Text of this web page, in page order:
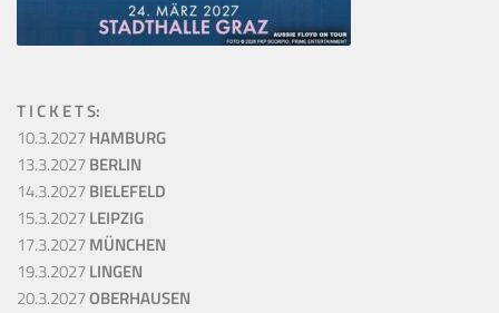
T I C K E T S:
10.3.2027HAMBURG
13.3.2027BERLIN
14.3.2027BIELEFELD
15.3.2027LEIPZIG
17.3.2027MÜNCHEN
19.3.2027LINGEN
20.3.2027OBERHAUSEN